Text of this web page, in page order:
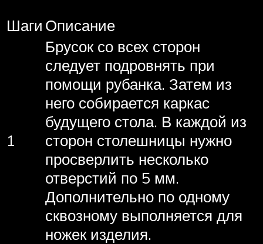
Шаги Описание
1
Брусок со всех сторон
следует подровнять при
помощи рубанка. Затем из
него собирается каркас
будущего стола. В каждой из
сторон столешницы нужно
просверлить несколько
отверстий по 5 мм.
Дополнительно по одному
сквозному выполняется для
ножек изделия.